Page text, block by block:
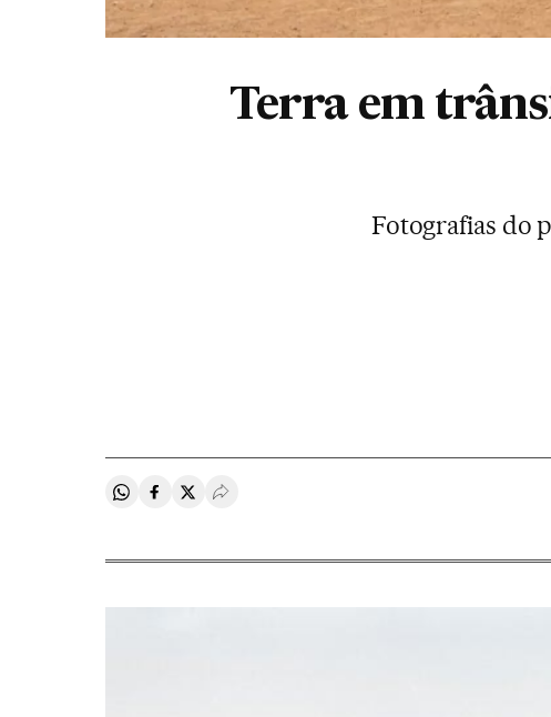
Terra em
Fotografias do
Compartir en Whatsapp
Compartir en Facebook
Compartir en Twitter
Desplegar Redes Sociales